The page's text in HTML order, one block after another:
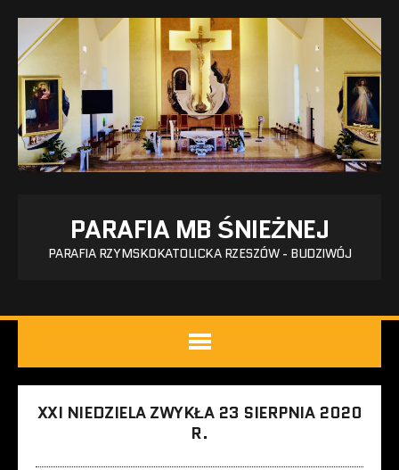
PARAFIA MB ŚNIEŻNEJ
PARAFIA RZYMSKOKATOLICKA RZESZÓW - BUDZIWÓJ
XXI NIEDZIELA ZWYKŁA 23 SIERPNIA 2020
R.